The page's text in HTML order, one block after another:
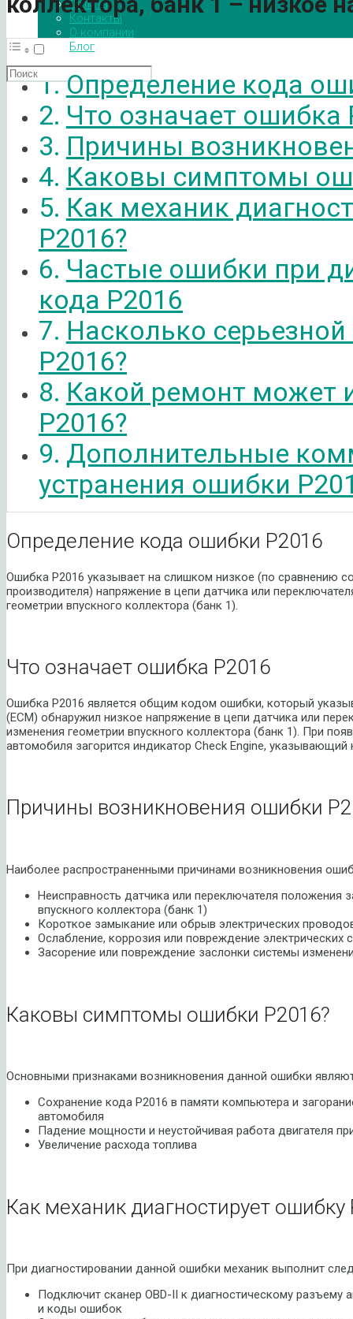
Оплата
Контакты
О компании
Блог
Определение кода
Что означает ошибка
Причины
Каковы симптомы
Как механик
P2016?
Частые ошибки при
кода P2016
Насколько
P2016?
Какой ремонт может
P2016?
Дополнительные
устранения ошибки
Определение кода ошибки P2016
Ошибка P2016 указывает на слишком низкое (по сравнению
производителя) напряжение в цепи датчика или
геометрии впускного коллектора (банк 1).
Что означает ошибка P2016
Ошибка P2016 является общим кодом ошибки, который
(ECM) обнаружил низкое напряжение в цепи датчика или
изменения геометрии впускного коллектора (банк 1). При
автомобиля загорится индикатор Check Engine, указывающий
Причины возникновения ошибки
Наиболее распространенными причинами возникновения
Неисправность датчика или переключателя положения
впускного коллектора (банк 1)
Короткое замыкание или обрыв электрических
Ослабление, коррозия или повреждение электрических
Засорение или повреждение заслонки системы
Каковы симптомы ошибки P2016?
Основными признаками возникновения данной ошибки
Сохранение кода P2016 в памяти компьютера и
автомобиля
Падение мощности и неустойчивая работа двигателя
Увеличение расхода топлива
Как механик диагностирует ошибку
При диагностировании данной ошибки механик выполнит
Подключит сканер OBD-II к диагностическому разъему
и коды ошибок